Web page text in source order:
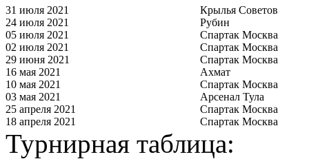
31 июля 2021
Крылья Советов
24 июля 2021
Рубин
05 июля 2021
Спартак Москва
02 июля 2021
Спартак Москва
29 июня 2021
Спартак Москва
16 мая 2021
Ахмат
10 мая 2021
Спартак Москва
03 мая 2021
Арсенал Тула
25 апреля 2021
Спартак Москва
18 апреля 2021
Спартак Москва
Турнирная таблица: